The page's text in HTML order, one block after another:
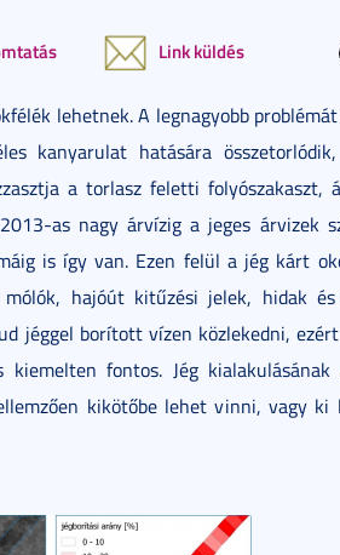
Link küldés
lehetnek. A legnagyobb
kanyarulat hatására
a torlasz feletti folyószakaszt,
as nagy árvízig a jeges árvizek
is így van. Ezen felül a jég kárt
hajóút kitűzési jelek, hidak
jéggel borított vízen közlekedni,
kiemelten fontos. Jég
kikötőbe lehet vinni, vagy